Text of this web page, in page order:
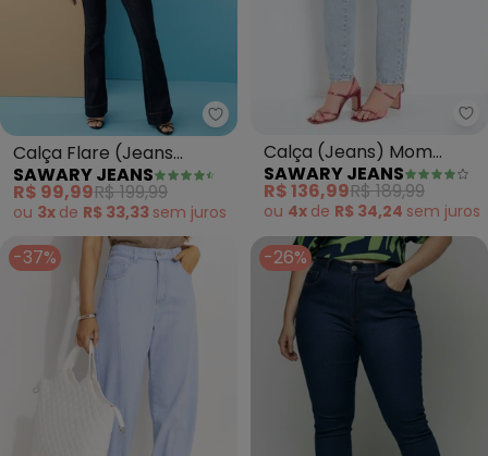
Sawary Jeans - Calça Flare
Calça Flare (Jeans
Escuro) Sawary com
Botões
SAWARY JEANS
R$ 99,99R$ 199,99
ou 3x de R$ 33,33 sem juros
Calça (Jeans) Mom
Jeans com Detalhe
Vazado Sawary
SAWARY JEANS
R$ 136,99R$ 189,99
ou 4x de R$ 34,24 sem juros
-37% -26%